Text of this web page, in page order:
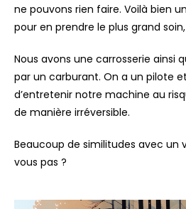
ne pouvons rien faire. Voilà bien
pour en prendre le plus grand
Nous avons une carrosserie ainsi
par un carburant. On a un pilote
d’entretenir notre machine au
de manière irréversible.
Beaucoup de similitudes avec un
vous pas ?